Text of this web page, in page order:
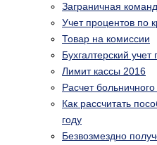
Заграничная
Учет процентов по
Товар на комиссии
Бухгалтерский
Лимит кассы 2016
Расчет
Как рассчитать
году
Безвозмездно